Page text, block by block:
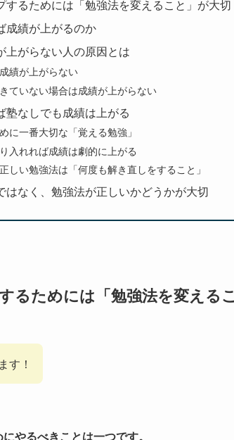
するためには「勉強法を変えること」が大切
成績が上がるのか
上がらない人の原因とは
績が上がらない
ていない場合は成績が上がらない
塾なしでも成績は上がる
に一番大切な「覚える勉強」
入れれば成績は劇的に上がる
しい勉強法は「何度も解き直しをすること」
はなく、勉強法が正しいかどうかが大切
るためには「勉強法を変える
す！
やるべきことは一つです。